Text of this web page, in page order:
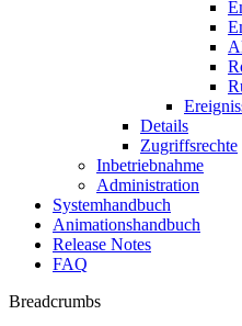
Details
Zugriffsrechte
Inbetriebnahme
Administration
Systemhandbuch
Animationshandbuch
Release Notes
FAQ
Breadcrumbs